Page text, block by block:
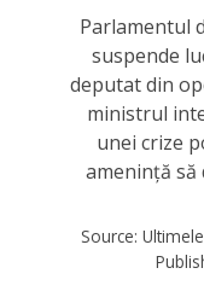
Parlamentul
suspende
deputat din
ministrul
unei crize
amenință să
Source: